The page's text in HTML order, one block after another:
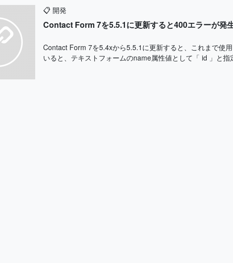
📋 開発
Contact Form 7を5.5.1に更新すると400エラーが発
Contact Form 7を5.4xから5.5.1に更新すると、これまで使
いると、テキストフォームのname属性値として「 id 」と